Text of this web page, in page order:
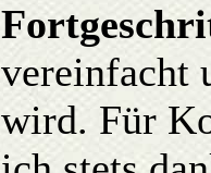
vereinfacht
wird. Für